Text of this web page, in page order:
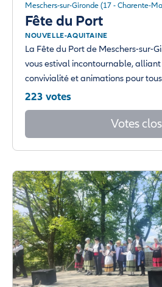
Meschers-sur-Gironde (17 - Charente-
Fête du Port
NOUVELLE-AQUITAINE
La Fête du Port de Meschers-sur-
vous estival incontournable,
convivialité et animations pour
223 votes
Votes clos